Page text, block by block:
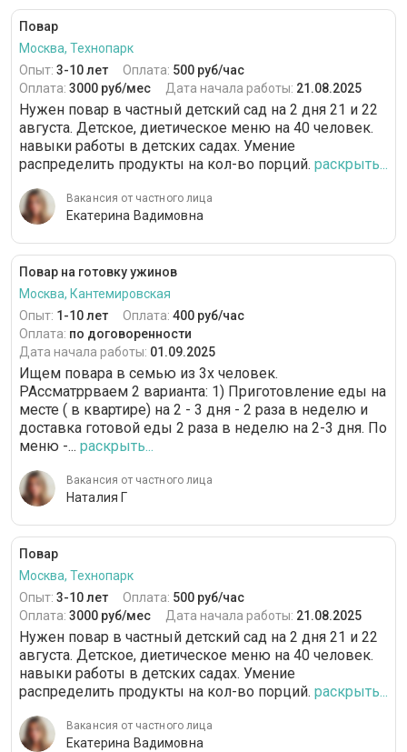
Повар
Москва, Технопарк
Опыт: 3-10 лет Оплата: 500 руб/час
Оплата: 3000 руб/мес Дата начала работы: 21.08.2025
Нужен повар в частный детский сад на 2 дня 21 и 22
августа. Детское, диетическое меню на 40 человек.
навыки работы в детских садах. Умение
распределить продукты на кол-во порций. раскрыть...
Вакансия от частного лица
Екатерина Вадимовна
Повар на готовку ужинов
Москва, Кантемировская
Опыт: 1-10 лет Оплата: 400 руб/час
Оплата: по договоренности
Дата начала работы: 01.09.2025
Ищем повара в семью из 3х человек.
РАссматррваем 2 варианта: 1) Приготовление еды на
месте ( в квартире) на 2 - 3 дня - 2 раза в неделю и
доставка готовой еды 2 раза в неделю на 2-3 дня. По
меню -... раскрыть...
Вакансия от частного лица
Наталия Г
Повар
Москва, Технопарк
Опыт: 3-10 лет Оплата: 500 руб/час
Оплата: 3000 руб/мес Дата начала работы: 21.08.2025
Нужен повар в частный детский сад на 2 дня 21 и 22
августа. Детское, диетическое меню на 40 человек.
навыки работы в детских садах. Умение
распределить продукты на кол-во порций. раскрыть...
Вакансия от частного лица
Екатерина Вадимовна